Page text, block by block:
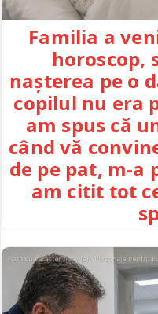
Familia a
horoscop,
nașterea pe o
copilul nu era
am spus că
când vă
de pe pat, m-a
am citit tot